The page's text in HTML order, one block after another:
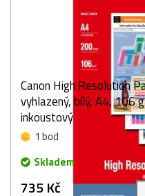
Canon High Resolution
vyhlazený, bílý, A4, 106
inkoustový
1 bod
Skladem
735 Kč